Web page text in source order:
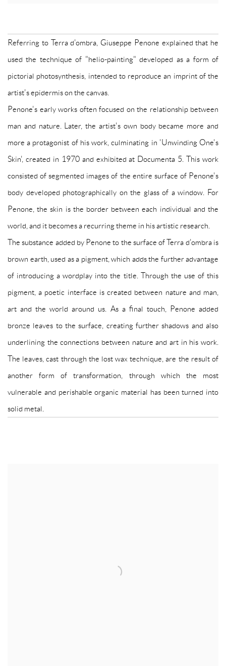
Referring to Terra d'ombra, Giuseppe Penone explained that he
used the technique of "helio-painting" developed as a form of
pictorial photosynthesis, intended to reproduce an imprint of the
artist's epidermis on the canvas.
Penone's early works often focused on the relationship between
man and nature. Later, the artist's own body became more and
more a protagonist of his work, culminating in 'Unwinding One's
Skin', created in 1970 and exhibited at Documenta 5. This work
consisted of segmented images of the entire surface of Penone's
body developed photographically on the glass of a window. For
Penone, the skin is the border between each individual and the
world, and it becomes a recurring theme in his artistic research.
The substance added by Penone to the surface of Terra d'ombra is
brown earth, used as a pigment, which adds the further advantage
of introducing a wordplay into the title. Through the use of this
pigment, a poetic interface is created between nature and man,
art and the world around us. As a final touch, Penone added
bronze leaves to the surface, creating further shadows and also
underlining the connections between nature and art in his work.
The leaves, cast through the lost wax technique, are the result of
another form of transformation, through which the most
vulnerable and perishable organic material has been turned into
solid metal.